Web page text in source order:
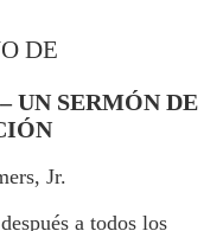
DE
UN SERMÓN DE
Jr.
a todos los